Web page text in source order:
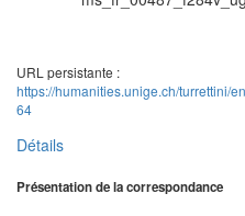
URL persistante :
https://humanities.unige.ch/turrettini/
64
Détails
Présentation de la correspondance